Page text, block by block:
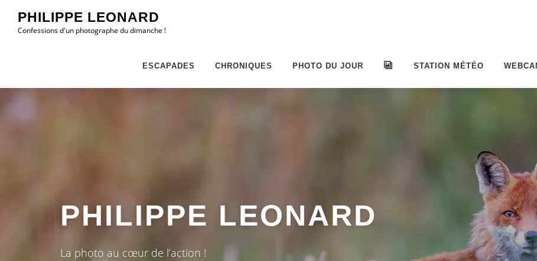
contenu
PHILIPPE LEONARD
Confessions d'un photographe du dimanche !
ESCAPADES CHRONIQUES PHOTO DU JOUR ALBUMSSTATION MÉTÉO
PHILIPPE LEONARD
La photo au cœur de l’action !